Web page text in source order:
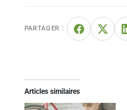
PARTAGER :
Articles similaires